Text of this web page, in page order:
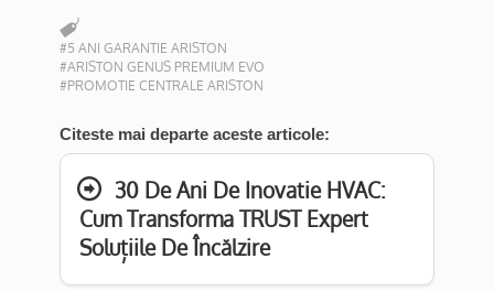
#5 ANI GARANTIE ARISTON
#ARISTON GENUS PREMIUM EVO
#PROMOTIE CENTRALE ARISTON
Citeste mai departe aceste articole:
30 De Ani De Inovatie HVAC:
Cum Transforma TRUST Expert
Soluțiile De Încălzire